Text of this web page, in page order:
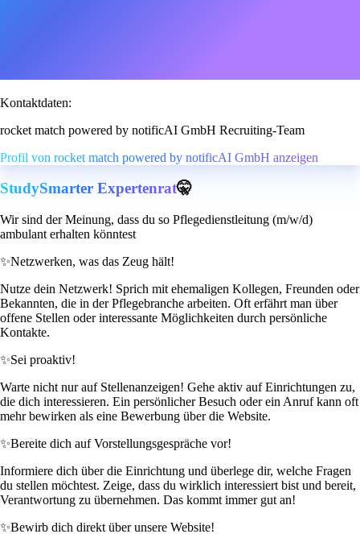
Kontaktdaten:
rocket match powered by notificAI GmbH Recruiting-Team
Profil von rocket match powered by notificAI GmbH anzeigen
StudySmarter Expertenrat🤫
Wir sind der Meinung, dass du so Pflegedienstleitung (m/w/d)
ambulant erhalten könntest
✨Netzwerken, was das Zeug hält!
Nutze dein Netzwerk! Sprich mit ehemaligen Kollegen, Freunden oder
Bekannten, die in der Pflegebranche arbeiten. Oft erfährt man über
offene Stellen oder interessante Möglichkeiten durch persönliche
Kontakte.
✨Sei proaktiv!
Warte nicht nur auf Stellenanzeigen! Gehe aktiv auf Einrichtungen zu,
die dich interessieren. Ein persönlicher Besuch oder ein Anruf kann oft
mehr bewirken als eine Bewerbung über die Website.
✨Bereite dich auf Vorstellungsgespräche vor!
Informiere dich über die Einrichtung und überlege dir, welche Fragen
du stellen möchtest. Zeige, dass du wirklich interessiert bist und bereit,
Verantwortung zu übernehmen. Das kommt immer gut an!
✨Bewirb dich direkt über unsere Website!